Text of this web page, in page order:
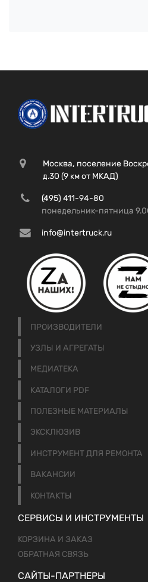
Москва, поселение
д.30 (9 км от МКАД)
(495) 411-94-80
понедельник-пятница
info@intertruck.ru
ПРОИЗВОДИТЕЛИ
УЗЛЫ И АГРЕГАТЫ
МЕДИАТЕКА
КАТАЛОГИ PDF
ПОЛЕЗНЫЕ МАТЕРИАЛЫ
ЭКСКЛЮЗИВ
ИНСТРУМЕНТ ДЛЯ РЕМОНТА
ВАКАНСИИ
КОНТАКТЫ
СЕРВИСЫ И ИНСТРУМЕНТЫ
КОРЗИНА И ЗАКАЗ
ОБРАТНАЯ СВЯЗЬ
САЙТЫ-ПАРТНЕРЫ